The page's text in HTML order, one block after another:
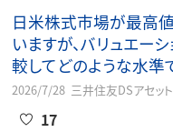
⽇⽶株式市場が最⾼
いますが、バリュエー
較してどのような⽔準
2026/7/28 三井住友DSアセット
17